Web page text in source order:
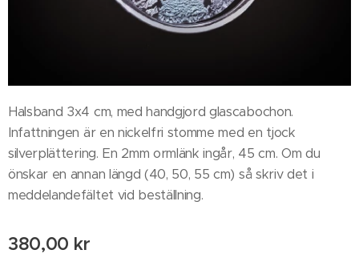
Halsband 3x4 cm, med handgjord glascabochon.
Infattningen är en nickelfri stomme med en tjock
silverplättering. En 2mm ormlänk ingår, 45 cm. Om du
önskar en annan längd (40, 50, 55 cm) så skriv det i
meddelandefältet vid beställning.
380,00 kr